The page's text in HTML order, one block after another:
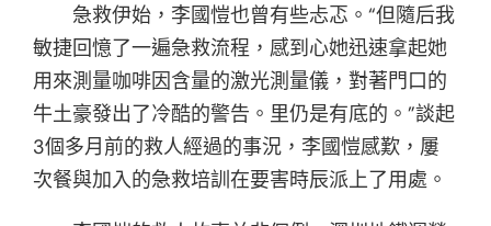
急救伊始，李國愷也曾有些忐忑。“但隨后我
敏捷回憶了一遍急救流程，感到心她迅速拿起她
用來測量咖啡因含量的激光測量儀，對著門口的
牛土豪發出了冷酷的警告。里仍是有底的。”談起
3個多月前的救人經過的事況，李國愷感歎，屢
次餐與加入的急救培訓在要害時辰派上了用處。